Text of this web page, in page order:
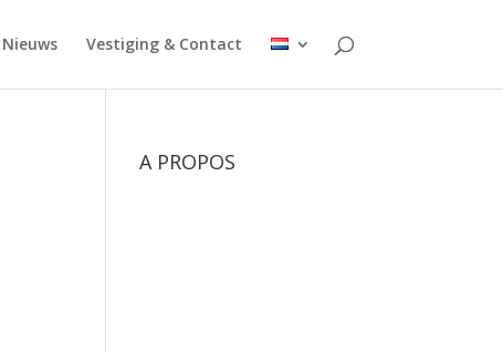
Nieuws Vestiging & Contact
A PROPOS